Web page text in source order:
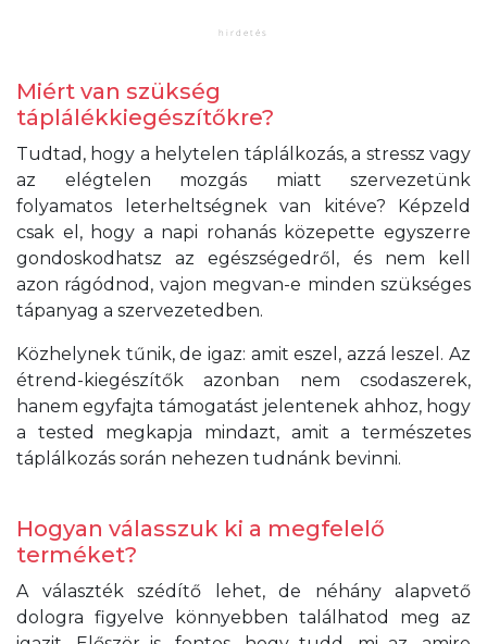
Miért van szükség
táplálékkiegészítőkre?
Tudtad, hogy a helytelen táplálkozás, a stressz vagy
az elégtelen mozgás miatt szervezetünk
folyamatos leterheltségnek van kitéve? Képzeld
csak el, hogy a napi rohanás közepette egyszerre
gondoskodhatsz az egészségedről, és nem kell
azon rágódnod, vajon megvan-e minden szükséges
tápanyag a szervezetedben.
Közhelynek tűnik, de igaz: amit eszel, azzá leszel. Az
étrend-kiegészítők azonban nem csodaszerek,
hanem egyfajta támogatást jelentenek ahhoz, hogy
a tested megkapja mindazt, amit a természetes
táplálkozás során nehezen tudnánk bevinni.
Hogyan válasszuk ki a megfelelő
terméket?
A választék szédítő lehet, de néhány alapvető
dologra figyelve könnyebben találhatod meg az